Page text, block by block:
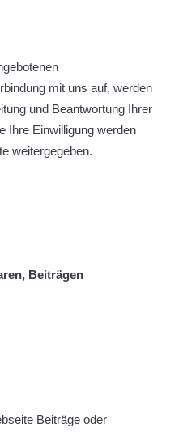
mit uns auf, werden
und Beantwortung Ihrer
Ihre Einwilligung werden
weitergegeben.
Beiträgen
Beiträge oder